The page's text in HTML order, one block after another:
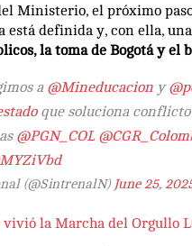
Ministerio, el próximo
está definida y, con ella,
la toma de Bogotá y el
a @Mineducacion y
que soluciona
@PGN_COL
(@SintrenalN) June 25,
vivió la Marcha del Orgullo